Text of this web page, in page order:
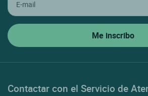
Contactar con el Servicio de